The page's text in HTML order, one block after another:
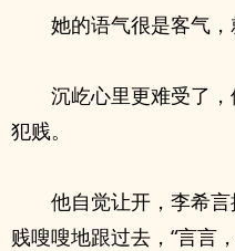
她的语气很是客气，
沉屹心里更难受了
犯贱。
他自觉让开，李希
贱嗖嗖地跟过去，“言